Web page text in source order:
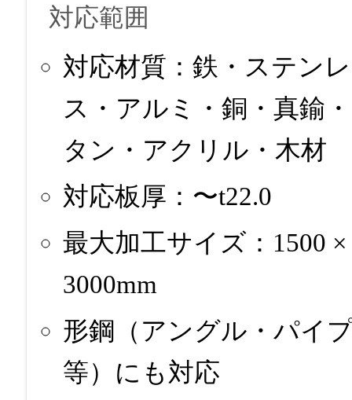
対応範囲
対応材質：鉄・ステンレ
ス・アルミ・銅・真鍮
タン・アクリル・木材
対応板厚：〜t22.0
最大加工サイズ：1500 ×
3000mm
形鋼（アングル・パイ
等）にも対応